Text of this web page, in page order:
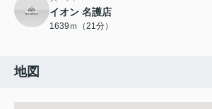
イオン 名護店
1639ｍ（21分）
地図